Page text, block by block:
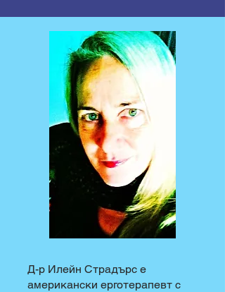
Д-р Илейн Стрaдърс е
американски ерготерапевт с